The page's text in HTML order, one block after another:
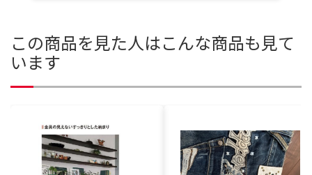
この商品を見た人はこんな商品も見て
います